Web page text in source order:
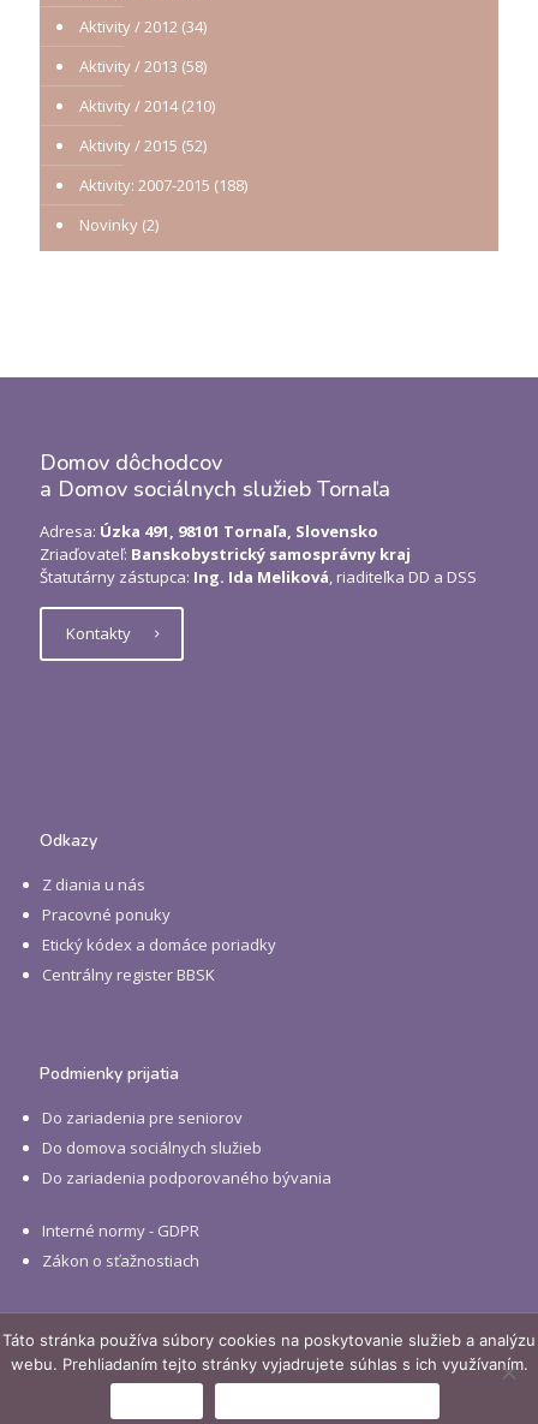
Aktivity / 2012 (34)
Aktivity / 2013 (58)
Aktivity / 2014(210)
Aktivity / 2015 (52)
Aktivity: 2007-2015 (188)
Novinky (2)
Domov dôchodcov
a Domov sociálnych služieb Tornaľa
Adresa: Úzka 491, 98101 Tornaľa, Slovensko
Zriaďovateľ: Banskobystrický samosprávny kraj
Štatutárny zástupca: Ing. Ida Meliková, riaditeľka DD a DSS
Kontakty
Odkazy
Z diania u nás
Pracovné ponuky
Etický kódex a domáce poriadky
Centrálny register BBSK
Podmienky prijatia
Do zariadenia pre seniorov
Do domova sociálnych služieb
Do zariadenia podporovaného bývania
Interné normy - GDPR
Zákon o sťažnostiach
© 2026 Domov dôchodcov a Domov sociálnych služieb Tornaľa.
Všetky práva vyhradené. Created byNoPrint|Beevam
Táto stránka používa súbory cookies na poskytovanie služieb a analýzu
webu. Prehliadaním tejto stránky vyjadrujete súhlas s ich využívaním.